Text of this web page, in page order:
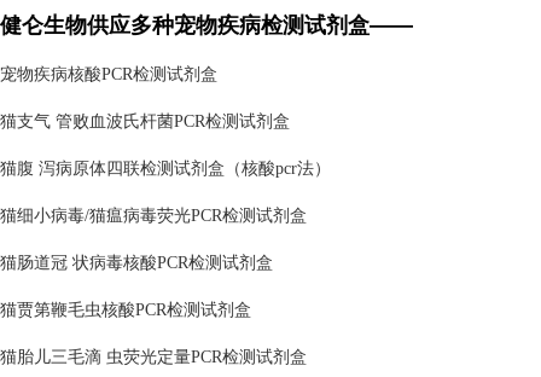
健仑生物供应多种宠物疾病检测试剂盒——
宠物疾病核酸PCR检测试剂盒
猫支气 管败血波氏杆菌PCR检测试剂盒
猫腹 泻病原体四联检测试剂盒（核酸pcr法）
猫细小病毒/猫瘟病毒荧光PCR检测试剂盒
猫肠道冠 状病毒核酸PCR检测试剂盒
猫贾第鞭毛虫核酸PCR检测试剂盒
猫胎儿三毛滴 虫荧光定量PCR检测试剂盒